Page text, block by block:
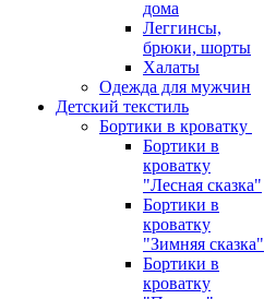
дома
Леггинсы,
брюки, шорты
Халаты
Одежда для мужчин
Детский текстиль
Бортики в кроватку
Бортики в
кроватку
"Лесная сказка"
Бортики в
кроватку
"Зимняя сказка"
Бортики в
кроватку